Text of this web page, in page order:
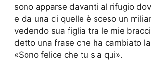
sono apparse davanti al rifugio
e da una di quelle è sceso un
vedendo sua figlia tra le mie
detto una frase che ha cambiato
«Sono felice che tu sia qui».